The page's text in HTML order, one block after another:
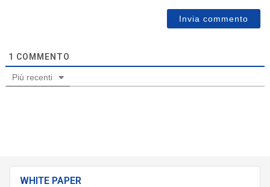
1 COMMENTO
Più recenti
WHITE PAPER